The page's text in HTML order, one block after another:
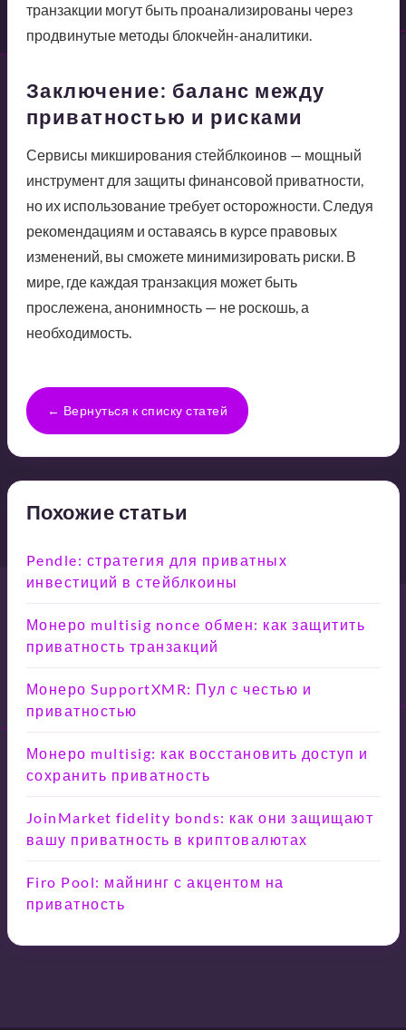
транзакции могут быть проанализированы через
продвинутые методы блокчейн-аналитики.
Заключение: баланс между
приватностью и рисками
Сервисы микширования стейблкоинов — мощный
инструмент для защиты финансовой приватности,
но их использование требует осторожности. Следуя
рекомендациям и оставаясь в курсе правовых
изменений, вы сможете минимизировать риски. В
мире, где каждая транзакция может быть
прослежена, анонимность — не роскошь, а
необходимость.
← Вернуться к списку статей
Похожие статьи
Pendle: стратегия для приватных
инвестиций в стейблкоины
Монеро multisig nonce обмен: как защитить
приватность транзакций
Монеро SupportXMR: Пул с честью и
приватностью
Монеро multisig: как восстановить доступ и
сохранить приватность
JoinMarket fidelity bonds: как они защищают
вашу приватность в криптовалютах
Firo Pool: майнинг с акцентом на
приватность